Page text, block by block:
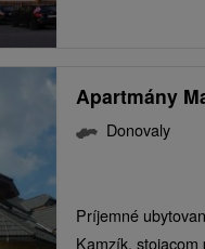
Apartmány
Donovaly
Príjemné
Kamzík,